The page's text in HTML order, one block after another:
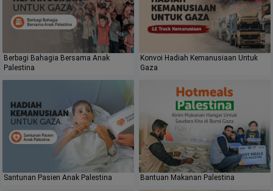
Berbagi Bahagia Bersama Anak
Palestina
Konvoi Hadiah Kemanusiaan Untuk
Gaza
Santunan Pasien Anak Palestina Bantuan Makanan Palestina